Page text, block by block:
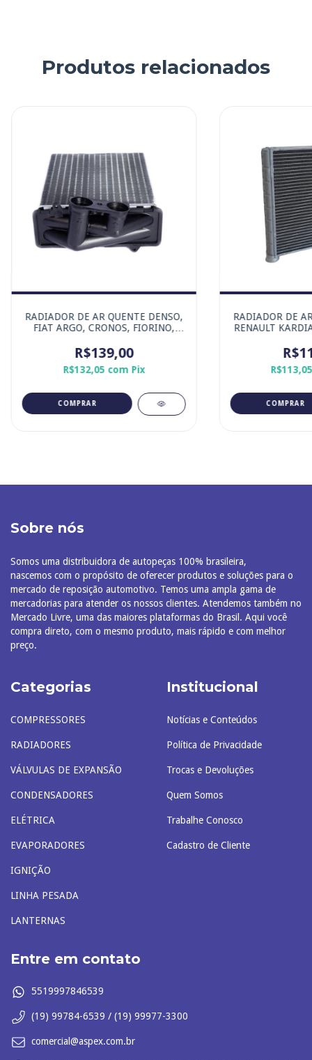
Produtos relacionados
RADIADOR DE AR QUENTE DENSO,
FIAT ARGO, CRONOS, FIORINO,
STRADA E UNO
R$139,00
R$132,05 com Pix
RADIADOR DE
RENAULT
Sobre nós
Somos uma distribuidora de autopeças 100% brasileira,
nascemos com o propósito de oferecer produtos e soluções para o
mercado de reposição automotivo. Temos uma ampla gama de
mercadorias para atender os nossos clientes. Atendemos também no
Mercado Livre, uma das maiores plataformas do Brasil. Aqui você
compra direto, com o mesmo produto, mais rápido e com melhor
preço.
Categorias
COMPRESSORES
RADIADORES
VÁLVULAS DE EXPANSÃO
CONDENSADORES
ELÉTRICA
EVAPORADORES
IGNIÇÃO
LINHA PESADA
LANTERNAS
Institucional
Notícias e Conteúdos
Política de Privacidade
Trocas e Devoluções
Quem Somos
Trabalhe Conosco
Cadastro de Cliente
Entre em contato
5519997846539
(19) 99784-6539 / (19) 99977-3300
comercial@aspex.com.br